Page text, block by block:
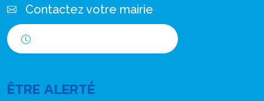
Contactez votre mairie
ÊTRE ALERTÉ